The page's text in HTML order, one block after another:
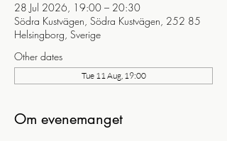
28 Jul 2026, 19:00 – 20:30
Södra Kustvägen, Södra Kustvägen, 252 85
Helsingborg, Sverige
Other dates
Tue 11 Aug, 19:00
Om evenemanget